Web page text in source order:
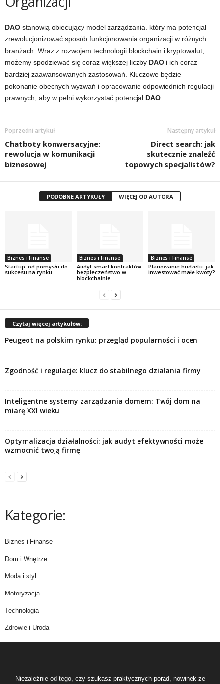
DAO stanowią obiecujący model zarządzania, który ma potencjał
zrewolucjonizować sposób funkcjonowania organizacji w różnych
branżach. Wraz z rozwojem technologii blockchain i kryptowalut,
możemy spodziewać się coraz większej liczby DAO i ich coraz
bardziej zaawansowanych zastosowań. Kluczowe będzie
pokonanie obecnych wyzwań i opracowanie odpowiednich regulacji
prawnych, aby w pełni wykorzystać potencjał DAO
Poprzedni artykuł
Chatboty konwersacyjne:
rewolucja w komunikacji
biznesowej
Następny artykuł
Direct search: jak
skutecznie znaleźć
topowych specjalistów?
PODOBNE ARTYKUŁY WIĘCEJ OD AUTORA
Biznes i Finanse
Startup: od pomysłu do
sukcesu na rynku
Biznes i Finanse
Audyt smart kontraktów:
bezpieczeństwo w
blockchainie
Biznes i Finanse
Planowanie budżetu: jak
inwestować małe kwoty?
Czytaj więcej artykułów:
Peugeot na polskim rynku: przegląd popularności i ocen
Zgodność i regulacje: klucz do stabilnego działania firmy
Inteligentne systemy zarządzania domem: Twój dom na
miarę XXI wieku
Optymalizacja działalności: jak audyt efektywności może
wzmocnić twoją firmę
Kategorie:
Biznes i Finanse
Dom i Wnętrze
Moda i styl
Motoryzacja
Technologia
Zdrowie i Uroda
Niezależnie od tego, czy szukasz praktycznych porad, nowinek ze